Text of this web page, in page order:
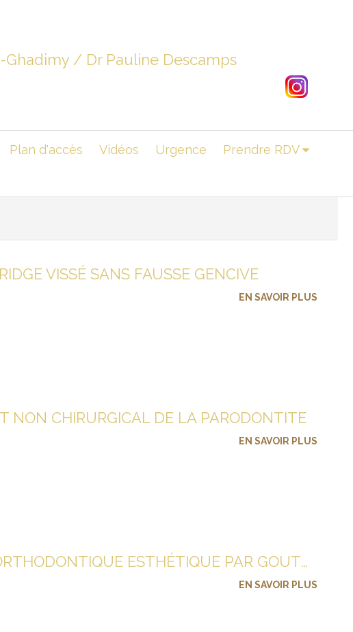
/ Dr Pauline Descamps
Plan d'accès Vidéos Urgence Prendre RDV
VISSÉ SANS FAUSSE GENCIVE
EN SAVOIR PLUS
NON CHIRURGICAL DE LA PARODONTITE
EN SAVOIR PLUS
TRAITEMENT ORTHODONTIQUE ESTHÉTIQUE PAR GOUTTIÈRES
EN SAVOIR PLUS